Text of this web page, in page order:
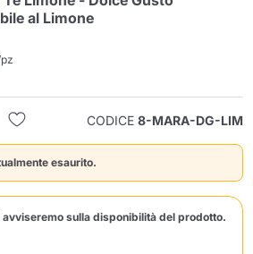
al Limone
CODICE 8-MARA-DG-LIM
esaurito.
avviseremo sulla disponibilità del prodotto.
Invia